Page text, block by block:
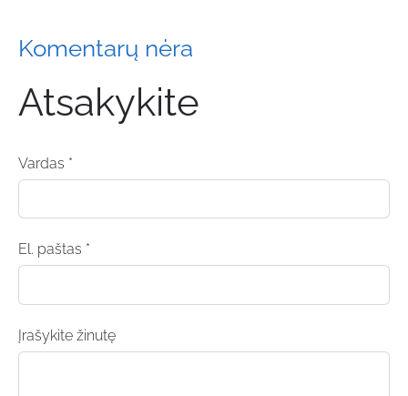
Komentarų nėra
Atsakykite
Vardas *
El. paštas *
Įrašykite žinutę